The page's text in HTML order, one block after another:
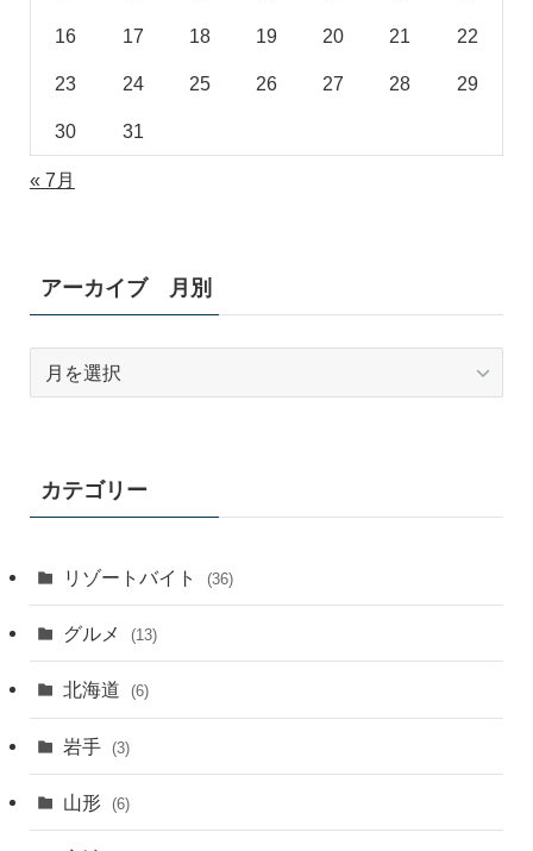
16 17 18 19 20 21 22
23 24 25 26 27 28 29
30 31
« 7月
アーカイブ 月別
ブ
カテゴリー
リゾートバイト (36)
グルメ (13)
北海道 (6)
岩手 (3)
山形 (6)